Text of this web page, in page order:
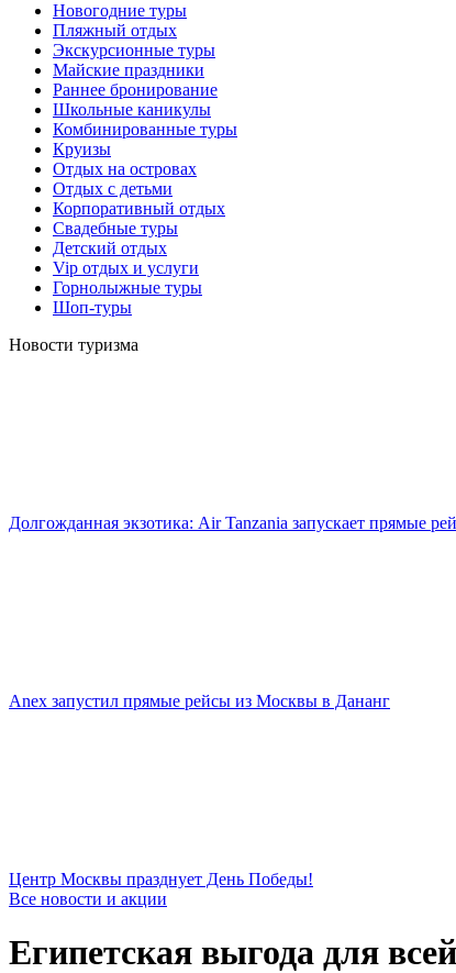
Новогодние туры
Пляжный отдых
Экскурсионные туры
Майские праздники
Раннее бронирование
Школьные каникулы
Комбинированные туры
Круизы
Отдых на островах
Отдых с детьми
Корпоративный отдых
Свадебные туры
Детский отдых
Vip отдых и услуги
Горнолыжные туры
Шоп-туры
Новости туризма
Долгожданная экзотика: Air Tanzania запускает прямые
Anex запустил прямые рейсы из Москвы в Дананг
Центр Москвы празднует День Победы!
Все новости и акции
Египетская выгода для